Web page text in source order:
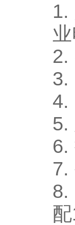
1.
2.
3.
4.
5.
6.
7.
8.